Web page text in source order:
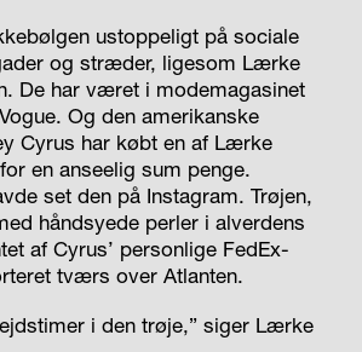
ustoppeligt på sociale
og stræder, ligesom Lærke
De har været i modemagasinet
Og den amerikanske
Cyrus har købt en af Lærke
en anseelig sum penge.
set den på Instagram. Trøjen,
håndsyede perler i alverdens
af Cyrus’ personlige FedEx-
tværs over Atlanten.
i den trøje,” siger Lærke